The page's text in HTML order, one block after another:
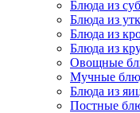
Блюда из
Блюда из
Блюда из
Блюда из
Овощные
Мучные
Блюда из
Постные